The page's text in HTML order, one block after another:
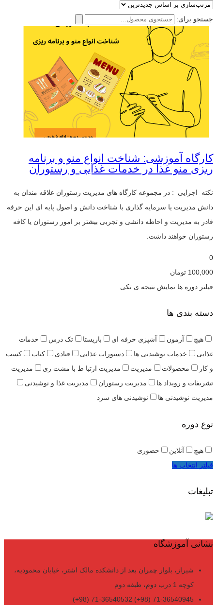
جستجو برای:
کارگاه آموزشی: شناخت انواع منو و برنامه
ریزی منو غذا در خدمات غذایی و رستوران
نکته اجرایی : در مجموعه کارگاه های مدیریت رستوران علاقه مندان به
دانش مدیریت یا سرمایه گذاری با شناخت دانش و اصول پایه ای این حرفه
قادر به مدیریت و احاطه دانشی و تجربی بیشتر بر امور رستوران یا کافه
رستوران خواهند داشت.
0
100,000 تومان
فیلتر دوره ها نمایش نتیجه ی تکی
دسته بندی ها
هیچ آزمون آشپزی حرفه ای باریستا تک درس
خدمات
غذایی
خدمات نوشیدنی ها دستورات غذایی قنادی کتاب
کسب
و کار
محصولات مدیریت مدیریت ارتبا ط با مشت ری
مدیریت
تشریفات و رویداد ها
مدیریت رستوران
مدیریت غذا و نوشیدنی
مدیریت نوشیدنی ها
نوشیدنی های سرد
نوع دوره
هیچ آنلاین
حضوری
فیلتر انتخاب ها
تبلیغات
نشانی آموزشگاه
شیراز، بلوار چمران بعد از دانشکده مالک اشتر، خیابان محمودیه،
کوچه 1 درب دوم، طبقه دوم
71-36540945 (98+) 71-36540532 (98+)